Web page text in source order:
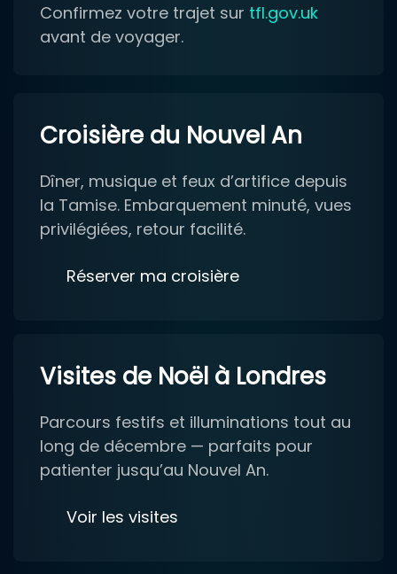
Confirmez votre trajet sur tfl.gov.uk
avant de voyager.
Croisière du Nouvel An
Dîner, musique et feux d’artifice depuis
la Tamise. Embarquement minuté, vues
privilégiées, retour facilité.
Réserver ma croisière
Visites de Noël à Londres
Parcours festifs et illuminations tout au
long de décembre — parfaits pour
patienter jusqu’au Nouvel An.
Voir les visites